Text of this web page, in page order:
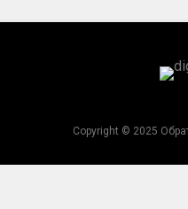
Copyright © 2025